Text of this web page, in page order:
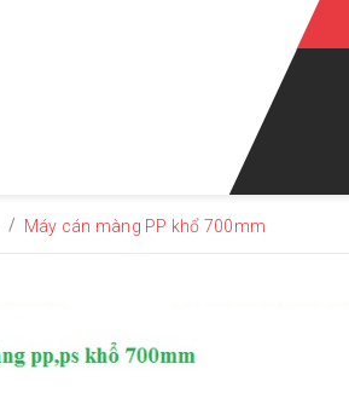
/ Máy cán màng PP khổ 700mm